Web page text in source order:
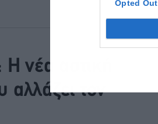
Opted Out
νέα αστική
τον